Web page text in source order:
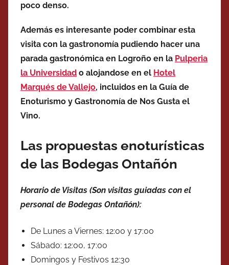
poco denso.
Además es interesante poder combinar esta
visita con la gastronomía pudiendo hacer una
parada gastronómica en Logroño en la Pulperia
la Universidad o alojandose en el Hotel
Marqués de Vallejo, incluidos en la Guía de
Enoturismo y Gastronomía de Nos Gusta el
Vino.
Las propuestas enoturísticas
de las Bodegas Ontañón
Horario de Visitas (Son visitas guiadas con el
personal de Bodegas Ontañón):
De Lunes a Viernes: 12:00 y 17:00
Sábado: 12:00, 17:00
Domingos y Festivos 12:30